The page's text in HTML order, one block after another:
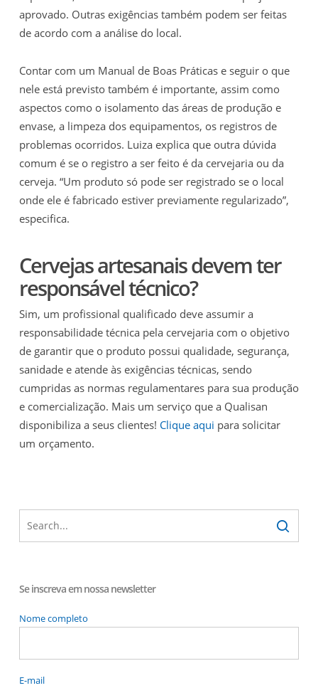
aprovado. Outras exigências também podem ser feitas
de acordo com a análise do local.
Contar com um Manual de Boas Práticas e seguir o que
nele está previsto também é importante, assim como
aspectos como o isolamento das áreas de produção e
envase, a limpeza dos equipamentos, os registros de
problemas ocorridos. Luiza explica que outra dúvida
comum é se o registro a ser feito é da cervejaria ou da
cerveja. “Um produto só pode ser registrado se o local
onde ele é fabricado estiver previamente regularizado”,
especifica.
Cervejas artesanais devem ter
responsável técnico?
Sim, um profissional qualificado deve assumir a
responsabilidade técnica pela cervejaria com o objetivo
de garantir que o produto possui qualidade, segurança,
sanidade e atende às exigências técnicas, sendo
cumpridas as normas regulamentares para sua produção
e comercialização. Mais um serviço que a Qualisan
disponibiliza a seus clientes! Clique aqui para solicitar
um orçamento.
Se inscreva em nossa newsletter
Nome completo
E-mail